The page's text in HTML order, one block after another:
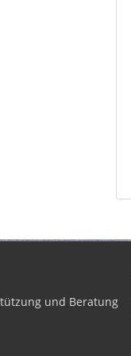
und Beratung